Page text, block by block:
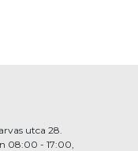
utca 28.
08:00 - 17:00,